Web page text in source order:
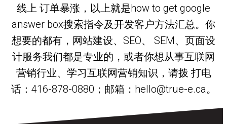
线上 订单暴涨，以上就是how to get google
answer box搜索指令及开发客户方法汇总。你
想要的都有，网站建设、SEO、 SEM、页面设
计服务我们都是专业的，或者你想从事互联网
营销行业、学习互联网营销知识，请拨 打电
话：416-878-0880；邮箱：hello@true-e.ca。